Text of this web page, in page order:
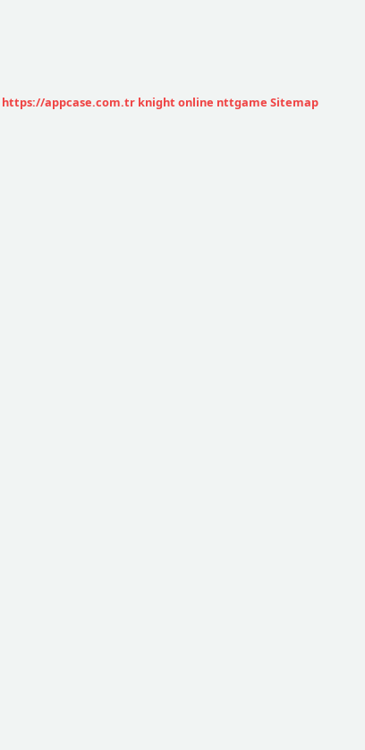
https://appcase.com.tr knight online nttgame Sitemap